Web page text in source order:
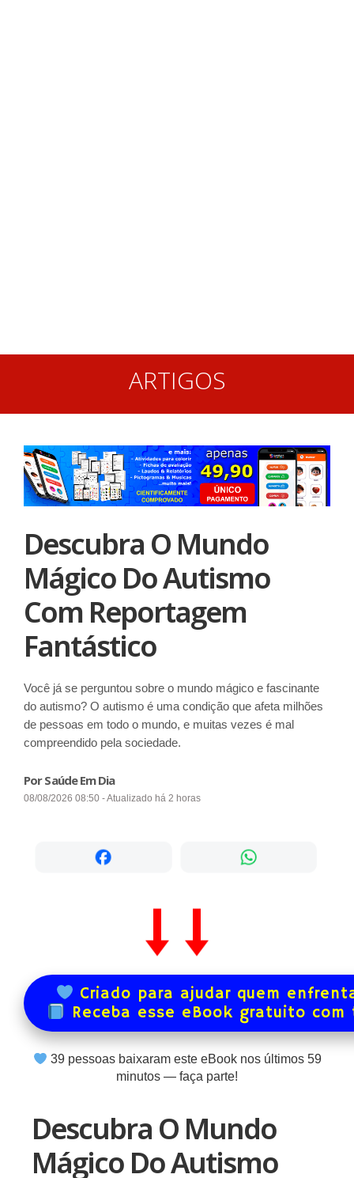
ARTIGOS
Descubra O Mundo
Mágico Do Autismo
Com Reportagem
Fantástico
Você já se perguntou sobre o mundo mágico e fascinante
do autismo? O autismo é uma condição que afeta milhões
de pessoas em todo o mundo, e muitas vezes é mal
compreendido pela sociedade.
Por Saúde Em Dia
08/08/2026 08:50 - Atualizado há 2 horas
Criado para ajudar quem
Receba esse eBook gratuito
39pessoas baixaram este eBook nos últimos 59
minutos — faça parte!
Descubra O Mundo
Mágico Do Autismo